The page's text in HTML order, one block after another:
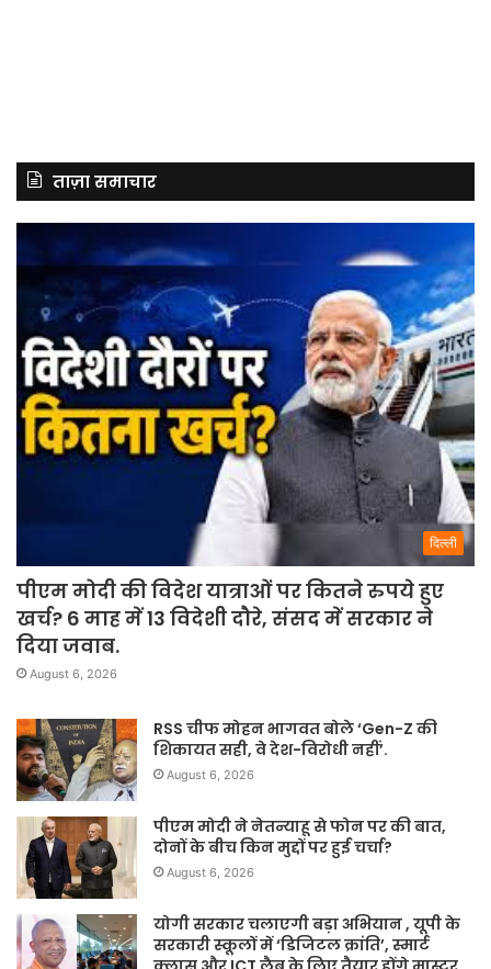
ताज़ा समाचार
दिल्ली
पीएम मोदी की विदेश यात्राओं पर कितने रुपये हुए
खर्च? 6 माह में 13 विदेशी दौरे, संसद में सरकार ने
दिया जवाब.
August 6, 2026
RSS चीफ मोहन भागवत बोले ‘Gen-Z की
शिकायत सही, वे देश-विरोधी नहीं’.
August 6, 2026
पीएम मोदी ने नेतन्याहू से फोन पर की बात,
दोनों के बीच किन मुद्दों पर हुई चर्चा?
August 6, 2026
योगी सरकार चलाएगी बड़ा अभियान , यूपी के
सरकारी स्कूलों में ‘डिजिटल क्रांति’, स्मार्ट